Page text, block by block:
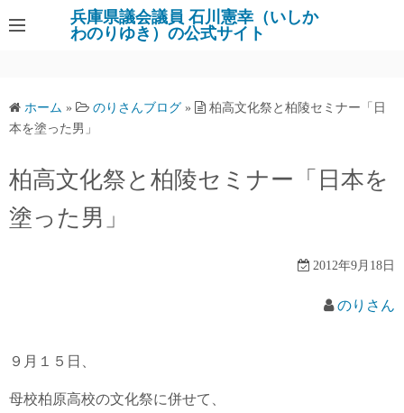
ン
ツ
へ
キ
プ
兵庫県議会議員 石川憲幸（いしか
わのりゆき）の公式サイト
ホーム » のりさんブログ »
柏高文化祭と柏陵セミナー「日
本を塗った男」
柏高文化祭と柏陵セミナー「日本を
塗った男」
2012年9月18日
のりさん
９月１５日、
母校柏原高校の文化祭に併せて、